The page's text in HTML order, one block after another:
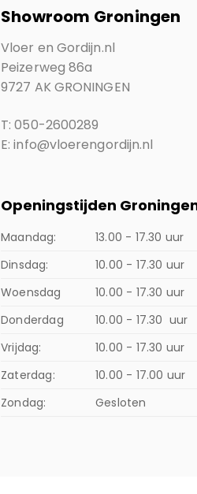
Showroom Groningen
Vloer en Gordijn.nl
Peizerweg 86a
9727 AK GRONINGEN
T: 050-2600289
E: info@vloerengordijn.nl
Openingstijden
Maandag:
13.00 - 17.30 uur
Dinsdag:
10.00 - 17.30 uur
Woensdag
10.00 - 17.30 uur
Donderdag
10.00 - 17.30 uur
Vrijdag:
10.00 - 17.30 uur
Zaterdag:
10.00 - 17.00 uur
Zondag:
Gesloten